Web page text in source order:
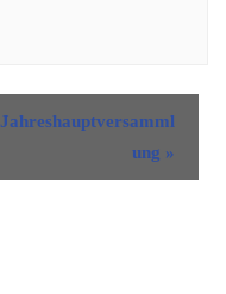
Jahreshauptversamml
ung »